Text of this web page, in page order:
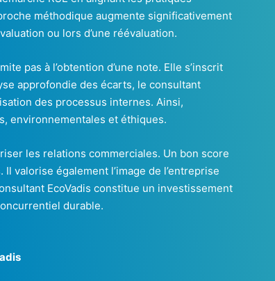
méthodique augmente significativement
ou lors d’une réévaluation.
pas à l’obtention d’une note. Elle s’inscrit
approfondie des écarts, le consultant
des processus internes. Ainsi,
environnementales et éthiques.
les relations commerciales. Un bon score
valorise également l’image de l’entreprise
EcoVadis constitue un investissement
durable.